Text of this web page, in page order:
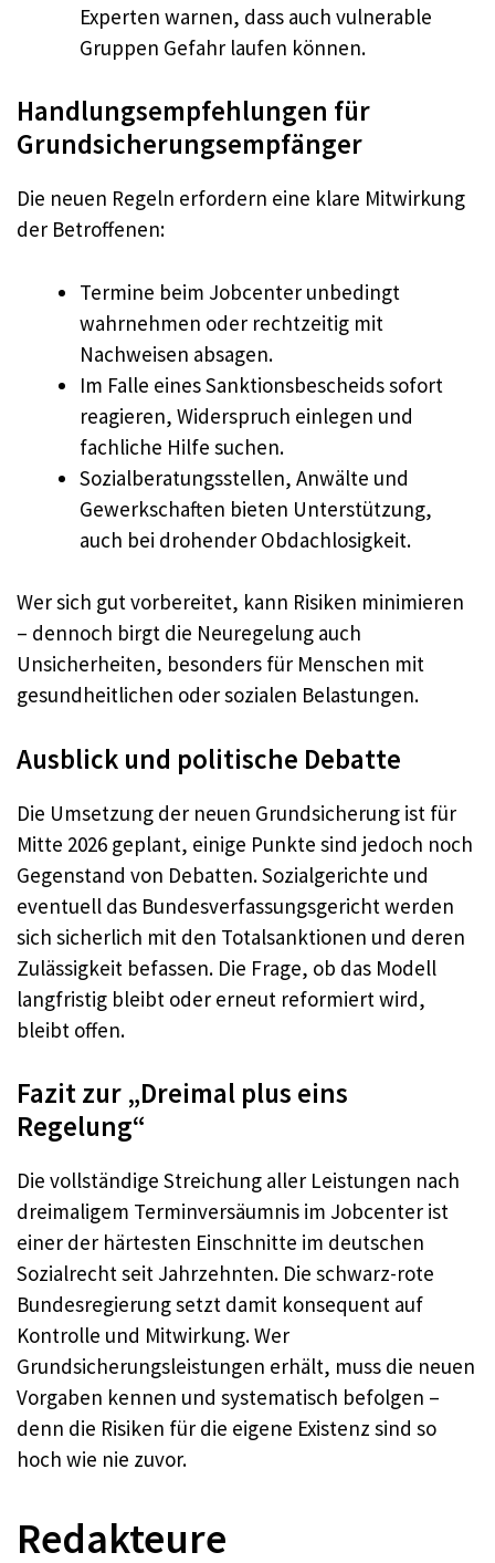
Experten warnen, dass auch vulnerable
Gruppen Gefahr laufen können.
Handlungsempfehlungen für
Grundsicherungsempfänger
Die neuen Regeln erfordern eine klare Mitwirkung
der Betroffenen:
Termine beim Jobcenter unbedingt
wahrnehmen oder rechtzeitig mit
Nachweisen absagen.
Im Falle eines Sanktionsbescheids sofort
reagieren, Widerspruch einlegen und
fachliche Hilfe suchen.
Sozialberatungsstellen, Anwälte und
Gewerkschaften bieten Unterstützung,
auch bei drohender Obdachlosigkeit.
Wer sich gut vorbereitet, kann Risiken minimieren
– dennoch birgt die Neuregelung auch
Unsicherheiten, besonders für Menschen mit
gesundheitlichen oder sozialen Belastungen.
Ausblick und politische Debatte
Die Umsetzung der neuen Grundsicherung ist für
Mitte 2026 geplant, einige Punkte sind jedoch noch
Gegenstand von Debatten. Sozialgerichte und
eventuell das Bundesverfassungsgericht werden
sich sicherlich mit den Totalsanktionen und deren
Zulässigkeit befassen. Die Frage, ob das Modell
langfristig bleibt oder erneut reformiert wird,
bleibt offen.
Fazit zur „Dreimal plus eins
Regelung“
Die vollständige Streichung aller Leistungen nach
dreimaligem Terminversäumnis im Jobcenter ist
einer der härtesten Einschnitte im deutschen
Sozialrecht seit Jahrzehnten. Die schwarz-rote
Bundesregierung setzt damit konsequent auf
Kontrolle und Mitwirkung. Wer
Grundsicherungsleistungen erhält, muss die neuen
Vorgaben kennen und systematisch befolgen –
denn die Risiken für die eigene Existenz sind so
hoch wie nie zuvor.
Redakteure